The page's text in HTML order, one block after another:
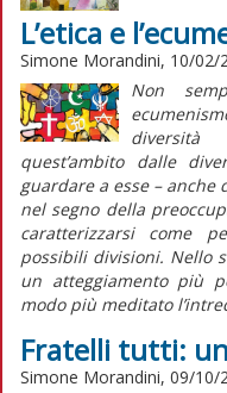
L’etica e
Simone Morandini, 10/02/
Non
quest’ambito dalle
guardare a esse –
nel segno della
caratterizzarsi come
possibili divisioni. Nello
un atteggiamento più
modo più meditato
Fratelli tutti:
Simone Morandini, 09/10/